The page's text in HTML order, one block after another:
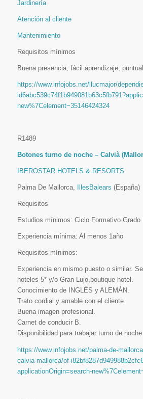
Jardinería
Atención al cliente
Mantenimiento
Requisitos mínimos
Buena presencia, fácil aprendizaje,
https://www.infojobs.net/llucmajor/
new%7Celement~35146424324
R1489
Botones turno de noche – Calvià
IBEROSTAR HOTELS & RESORTS
Palma De Mallorca, IllesBalears (España)
Requisitos
Estudios mínimos: Ciclo Formativo Grado
Experiencia mínima: Al menos 1año
Requisitos mínimos:
Experiencia en mismo puesto o similar.
hoteles 5* y/o Gran Lujo,boutique hotel.
Conocimiento de INGLÉS y ALEMÁN.
Trato cordial y amable con el cliente.
Buena imagen profesional.
Carnet de conducir B.
Disponibilidad para trabajar turno de noche
https://www.infojobs.net/palma-de-
calvia-mallorca/of-
applicationOrigin=search-